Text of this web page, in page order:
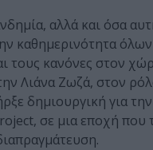
αλλά και όσα
καθημερινότητα
τους κανόνες στον
Λιάνα Ζωζά, στον
δημιουργική για
σε μια εποχή που